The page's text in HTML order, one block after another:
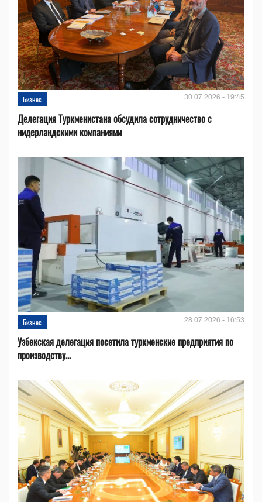
Бизнес 30.07.2026 - 19:45
Делегация Туркменистана обсудила сотрудничество с
нидерландскими компаниями
Бизнес 28.07.2026 - 16:53
Узбекская делегация посетила туркменские предприятия по
производству...